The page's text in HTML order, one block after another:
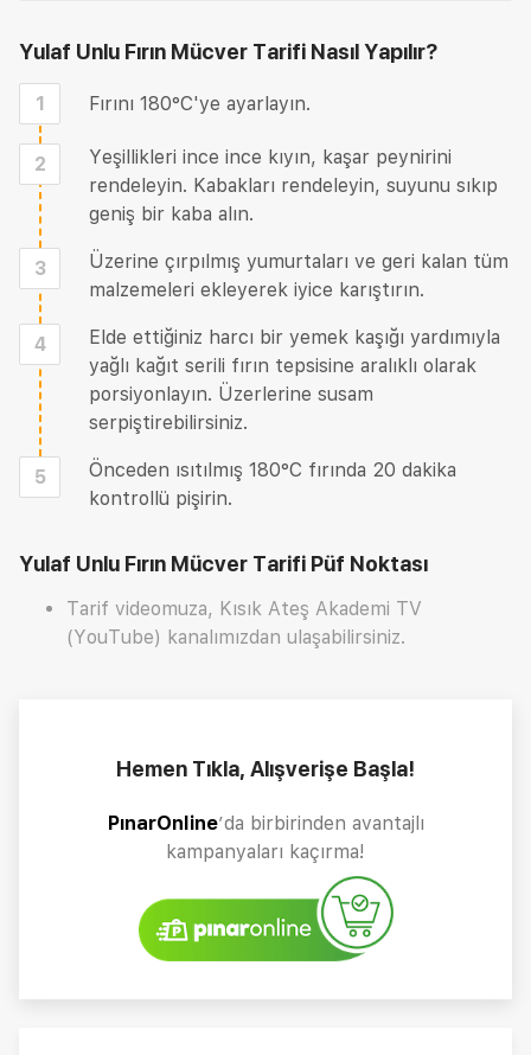
Yulaf Unlu Fırın Mücver Tarifi Nasıl Yapılır?
1 Fırını 180°C'ye ayarlayın.
2
Yeşillikleri ince ince kıyın, kaşar peynirini
rendeleyin. Kabakları rendeleyin, suyunu sıkıp
geniş bir kaba alın.
3
Üzerine çırpılmış yumurtaları ve geri kalan tüm
malzemeleri ekleyerek iyice karıştırın.
4
Elde ettiğiniz harcı bir yemek kaşığı yardımıyla
yağlı kağıt serili fırın tepsisine aralıklı olarak
porsiyonlayın. Üzerlerine susam
serpiştirebilirsiniz.
5
Önceden ısıtılmış 180°C fırında 20 dakika
kontrollü pişirin.
Yulaf Unlu Fırın Mücver Tarifi Püf Noktası
Tarif videomuza, Kısık Ateş Akademi TV
(YouTube) kanalımızdan ulaşabilirsiniz.
Hemen Tıkla, Alışverişe Başla!
PınarOnline’da birbirinden avantajlı
kampanyaları kaçırma!